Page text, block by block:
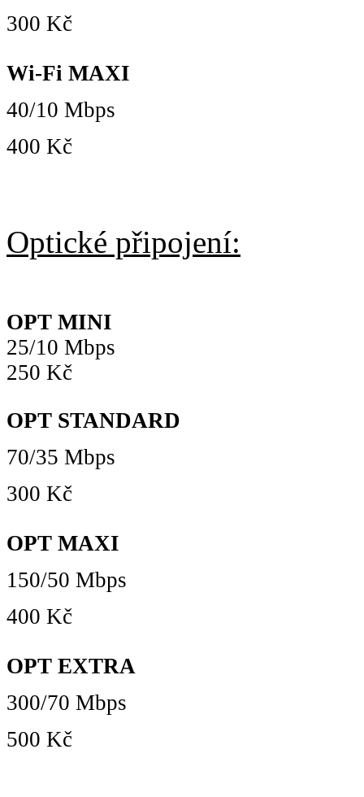
300 Kč
Wi-Fi MAXI
40/10 Mbps
400 Kč
Optické připojení:
OPT MINI
25/10 Mbps
250 Kč
OPT STANDARD
70/35 Mbps
300 Kč
OPT MAXI
150/50 Mbps
400 Kč
OPT EXTRA
300/70 Mbps
500 Kč